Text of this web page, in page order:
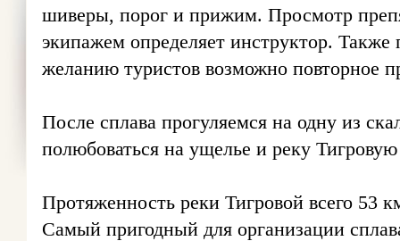
шиверы, порог и прижим. Просмотр
экипажем определяет инструктор.
желанию туристов возможно повторное
После сплава прогуляемся на одну из
полюбоваться на ущелье и реку
Протяженность реки Тигровой всего 53
Самый пригодный для организации